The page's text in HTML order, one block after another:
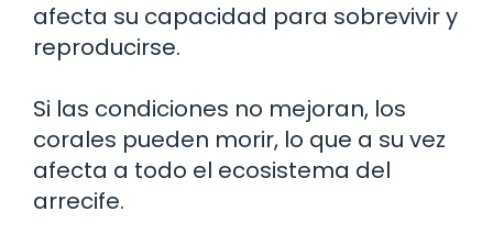
afecta su capacidad para sobrevivir y
reproducirse.
Si las condiciones no mejoran, los
corales pueden morir, lo que a su vez
afecta a todo el ecosistema del
arrecife.